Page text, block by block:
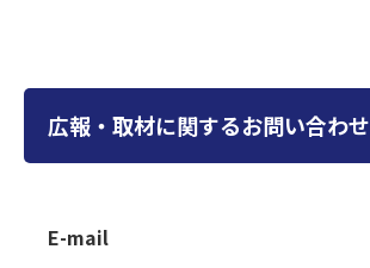
広報・取材に関するお問い合わせ
E-mail